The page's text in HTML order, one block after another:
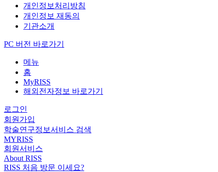
개인정보처리방침
개인정보 재동의
기관소개
PC 버전 바로가기
메뉴
홈
MyRISS
해외전자정보 바로가기
로그인
회원가입
학술연구정보서비스 검색
MYRISS
회원서비스
About RISS
RISS 처음 방문 이세요?